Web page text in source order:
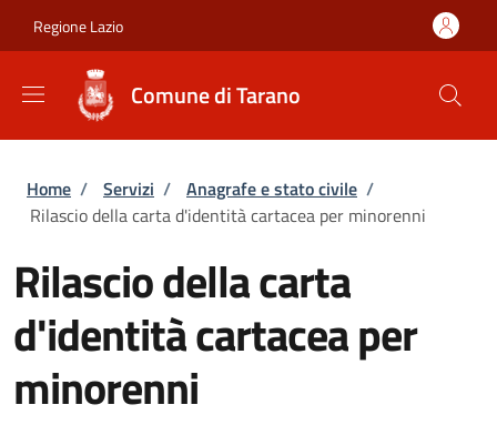
Regione Lazio
Comune di Tarano
Briciole di pane
Home / Servizi / Anagrafe e stato civile /
Rilascio della carta d'identità cartacea per minorenni
Rilascio della carta
d'identità cartacea per
minorenni